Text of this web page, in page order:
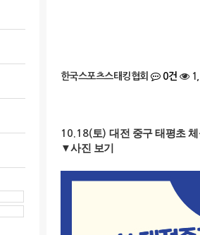
한국스포츠스태킹협회 0건
10.18( 토 )대전 중구 태평초
▼사진 보기